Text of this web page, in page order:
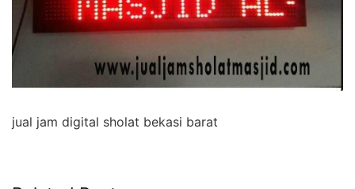
jual jam digital sholat bekasi barat